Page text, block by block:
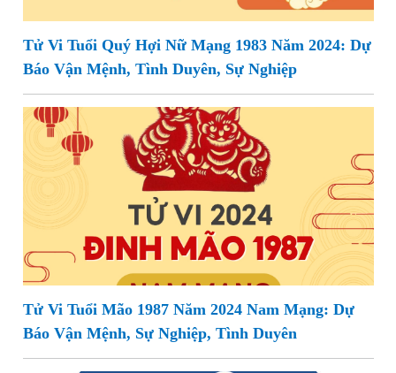
Tử Vi Tuổi Quý Hợi Nữ Mạng 1983 Năm 2024: Dự
Báo Vận Mệnh, Tình Duyên, Sự Nghiệp
Tử Vi Tuổi Mão 1987 Năm 2024 Nam Mạng: Dự
Báo Vận Mệnh, Sự Nghiệp, Tình Duyên